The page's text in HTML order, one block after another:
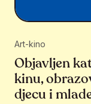
Art-kino
Objavljen
kinu,
djecu i